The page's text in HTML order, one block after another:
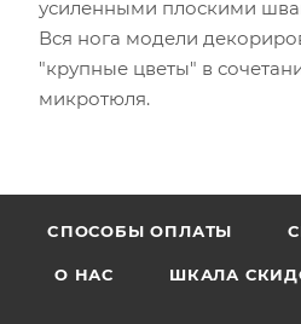
усиленными плоскими
Вся нога модели
"крупные цветы" в
микротюля.
CПОСОБЫ ОПЛАТЫ
О НАС ШКАЛА